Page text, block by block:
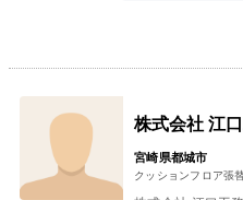
株式会社 江
宮崎県都城市
クッションフロア張